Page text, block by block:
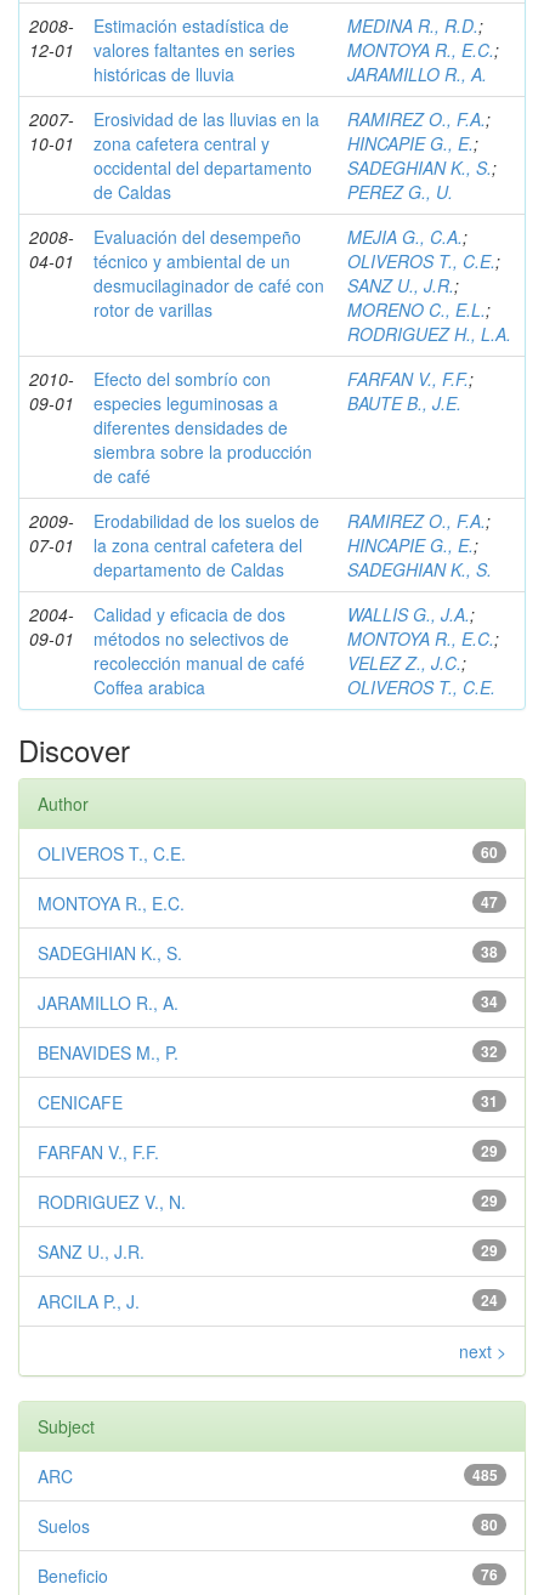
2008-
12-01
Estimación estadística de
valores faltantes en series
históricas de lluvia
MEDINA R., R.D.;
MONTOYA R., E.C.;
JARAMILLO R., A.
2007-
10-01
Erosividad de las lluvias en la
zona cafetera central y
occidental del departamento
de Caldas
RAMIREZ O., F.A.;
HINCAPIE G., E.;
SADEGHIAN K., S.;
PEREZ G., U.
2008-
04-01
Evaluación del desempeño
técnico y ambiental de un
desmucilaginador de café con
rotor de varillas
MEJIA G., C.A.;
OLIVEROS T., C.E.;
SANZ U., J.R.;
MORENO C., E.L.;
RODRIGUEZ H., L.A.
2010-
09-01
Efecto del sombrío con
especies leguminosas a
diferentes densidades de
siembra sobre la producción
de café
FARFAN V., F.F.;
BAUTE B., J.E.
2009-
07-01
Erodabilidad de los suelos de
la zona central cafetera del
departamento de Caldas
RAMIREZ O., F.A.;
HINCAPIE G., E.;
SADEGHIAN K., S.
2004-
09-01
Calidad y eficacia de dos
métodos no selectivos de
recolección manual de café
Coffea arabica
WALLIS G., J.A.;
MONTOYA R., E.C.;
VELEZ Z., J.C.;
OLIVEROS T., C.E.
Discover
Author
60
OLIVEROS T., C.E.
47
MONTOYA R., E.C.
38
SADEGHIAN K., S.
34
JARAMILLO R., A.
32
BENAVIDES M., P.
31
CENICAFE
29
FARFAN V., F.F.
29
RODRIGUEZ V., N.
29
SANZ U., J.R.
24
ARCILA P., J.
next >
Subject
485
ARC
80
Suelos
76
Beneficio